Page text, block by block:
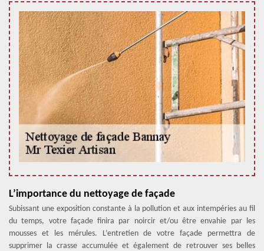
L’importance du nettoyage de façade
Subissant une exposition constante à la pollution et aux intempéries au fil
du temps, votre façade finira par noircir et/ou être envahie par les
mousses et les mérules. L’entretien de votre façade permettra de
supprimer la crasse accumulée et également de retrouver ses belles